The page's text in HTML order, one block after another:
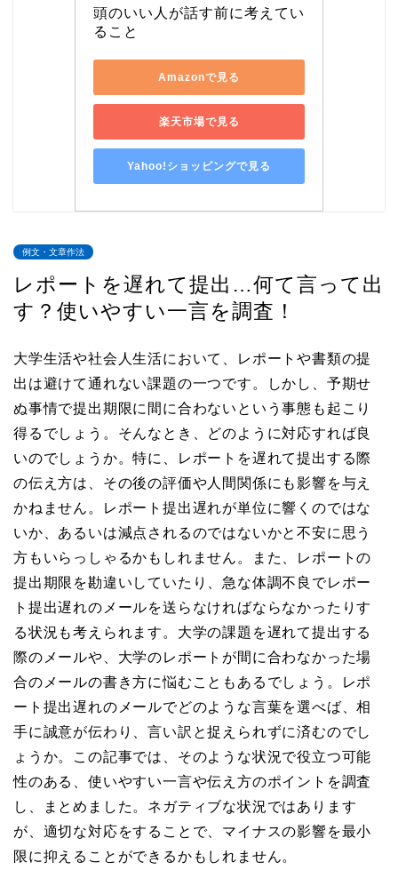
頭のいい人が話す前に考えてい
ること
Amazonで見る
楽天市場で見る
Yahoo!ショッピングで見る
例文・文章作法
レポートを遅れて提出…何て言って出
す？使いやすい一言を調査！
大学生活や社会人生活において、レポートや書類の提
出は避けて通れない課題の一つです。しかし、予期せ
ぬ事情で提出期限に間に合わないという事態も起こり
得るでしょう。そんなとき、どのように対応すれば良
いのでしょうか。特に、レポートを遅れて提出する際
の伝え方は、その後の評価や人間関係にも影響を与え
かねません。レポート提出遅れが単位に響くのではな
いか、あるいは減点されるのではないかと不安に思う
方もいらっしゃるかもしれません。また、レポートの
提出期限を勘違いしていたり、急な体調不良でレポー
ト提出遅れのメールを送らなければならなかったりす
る状況も考えられます。大学の課題を遅れて提出する
際のメールや、大学のレポートが間に合わなかった場
合のメールの書き方に悩むこともあるでしょう。レポ
ート提出遅れのメールでどのような言葉を選べば、相
手に誠意が伝わり、言い訳と捉えられずに済むのでし
ょうか。この記事では、そのような状況で役立つ可能
性のある、使いやすい一言や伝え方のポイントを調査
し、まとめました。ネガティブな状況ではあります
が、適切な対応をすることで、マイナスの影響を最小
限に抑えることができるかもしれません。